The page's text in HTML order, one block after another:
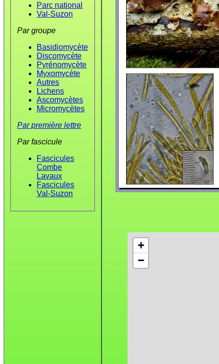
Parc national
Val-Suzon
Par groupe
Basidiomycète
Discomycète
Pyrénomycète
Myxomycète
Autres
Lichens
Ascomycètes
Micromycètes
Par première lettre
Par fascicule
Fascicules
Combe
Lavaux
Fascicules
Val-Suzon
+
−